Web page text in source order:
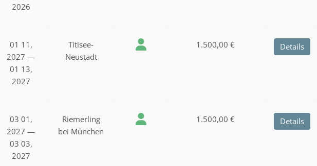
2026
01 11,
2027 —
01 13,
2027
Titisee-
Neustadt
1.500,00 € Details
03 01,
2027 —
03 03,
2027
Riemerling
bei München
1.500,00 € Details